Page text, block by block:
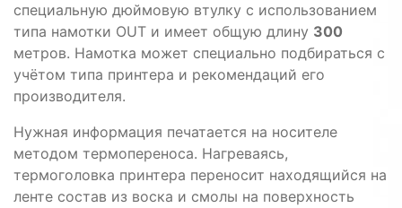
специальную дюймовую втулку с использованием
типа намотки OUT и имеет общую длину 300
метров. Намотка может специально подбираться с
учётом типа принтера и рекомендаций его
производителя.
Нужная информация печатается на носителе
методом термопереноса. Нагреваясь,
термоголовка принтера переносит находящийся на
ленте состав из воска и смолы на поверхность